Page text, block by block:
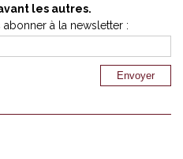
les autres.
à la newsletter :